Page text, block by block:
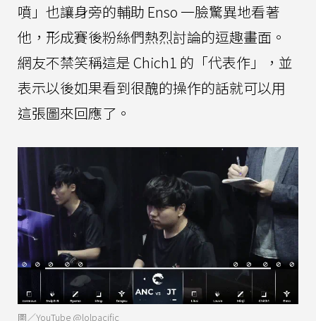
噴」也讓身旁的輔助 Enso 一臉驚異地看著
他，形成賽後粉絲們熱烈討論的逗趣畫面。
網友不禁笑稱這是 Chich1 的「代表作」，並
表示以後如果看到很醜的操作的話就可以用
這張圖來回應了。
圖／YouTube @lolpacific